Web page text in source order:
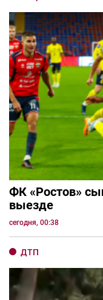
ФК «Ростов»
выезде
сегодня, 00:38
ДТП